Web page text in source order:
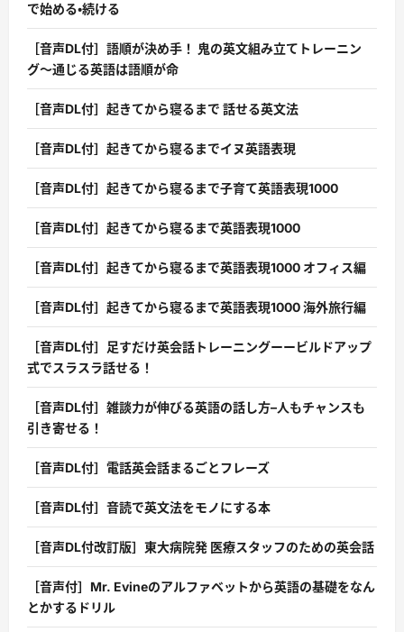
で始める・続ける
［音声DL付］語順が決め手！ 鬼の英文組み立てトレーニン
グ〜通じる英語は語順が命
［音声DL付］起きてから寝るまで 話せる英文法
［音声DL付］起きてから寝るまでイヌ英語表現
［音声DL付］起きてから寝るまで子育て英語表現1000
［音声DL付］起きてから寝るまで英語表現1000
［音声DL付］起きてから寝るまで英語表現1000 オフィス編
［音声DL付］起きてから寝るまで英語表現1000 海外旅行編
［音声DL付］足すだけ英会話トレーニングーービルドアップ
式でスラスラ話せる！
［音声DL付］雑談力が伸びる英語の話し方–人もチャンスも
引き寄せる！
［音声DL付］電話英会話まるごとフレーズ
［音声DL付］音読で英文法をモノにする本
［音声DL付改訂版］東大病院発 医療スタッフのための英会話
［音声付］Mr. Evineのアルファベットから英語の基礎をなん
とかするドリル